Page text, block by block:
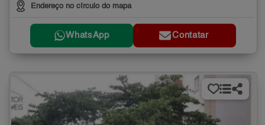
Endereço no círculo do mapa
WhatsApp Contatar